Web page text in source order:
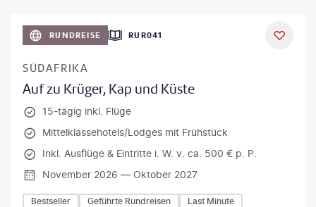
DEAL
RUNDREISE RUR041
SÜDAFRIKA
Auf zu Krüger, Kap und Küste
15-tägig inkl. Flüge
Mittelklassehotels/Lodges mit Frühstück
Inkl. Ausflüge & Eintritte i. W. v. ca. 500 € p. P.
November 2026 — Oktober 2027
Bestseller Geführte Rundreisen Last Minute